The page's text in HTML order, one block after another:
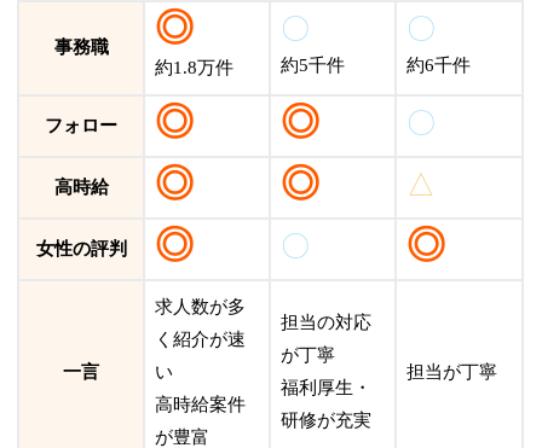
事務職 ◎
約1.8万件
〇
約5千件
〇
約6千件
フォロー ◎ ◎ 〇
高時給 ◎ ◎ △
女性の評判 ◎ 〇 ◎
一言
求人数が多
く紹介が速
い
高時給案件
が豊富
担当の対応
が丁寧
福利厚生・
研修が充実
担当が丁寧